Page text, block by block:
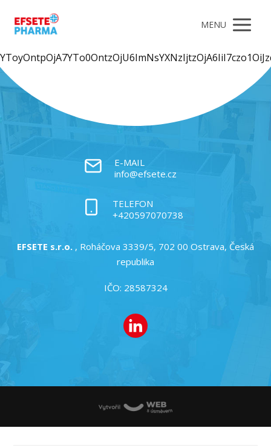
MENU
E-MAIL
info@efsete.cz
TELEFON
+420597070738
EFSETE s.r.o. , Roháčova 3339/5, 702 00 Ostrava, Česká
republika
IČO: 28587324